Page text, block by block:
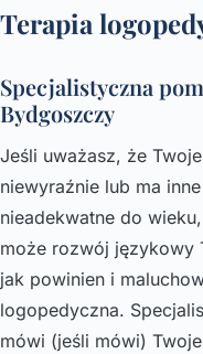
Terapia
Specjalistyczna
Bydgoszczy
Jeśli uważasz, że
niewyraźnie lub ma
nieadekwatne do
może rozwój językowy
jak powinien i
logopedyczna.
mówi (jeśli mówi)